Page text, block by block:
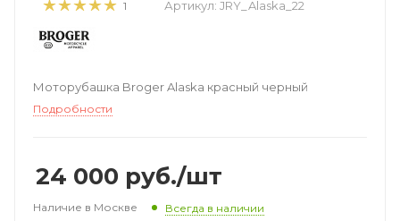
1 Артикул:JRY_Alaska_22
Моторубашка Broger Alaska красный черный
Подробности
24 000 руб./шт
Наличие в Москве Всегда в наличии